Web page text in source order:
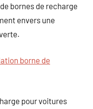
bornes de recharge
envers une
borne de
pour voitures